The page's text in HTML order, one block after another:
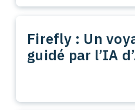
Firefly : Un
guidé par l’IA